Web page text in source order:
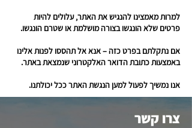
למרות מאמצינו להנגיש את האתר, עלולים להיות
פרטים שלא הונגשו בצורה מושלמת או שטרם הונגשו.
אם נתקלתם בפרט כזה – אנא אל תהססו לפנות אלינו
באמצעות כתובת הדואר האלקטרוני שנמצאת באתר.
אנו נמשיך לפעול למען הנגשת האתר ככל יכולתנו.
צרו קשר